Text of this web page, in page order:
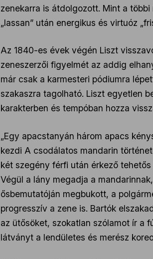
zenekarra is átdolgozott. Mint a
„lassan” után energikus és virtuóz
Az 1840-es évek végén Liszt
zeneszerzői figyelmét az addig
már csak a karmesteri pódiumra
szakaszra tagolható. Liszt egyetlen
karakterben és tempóban hozza
„Egy apacstanyán három apacs
kezdi A csodálatos mandarin
két szegény férfi után érkező
Végül a lány megadja a
ősbemutatóján megbukott, a
progresszív a zene is. Bartók
az ütősöket, szokatlan szólamot ír a
látványt a lendületes és merész